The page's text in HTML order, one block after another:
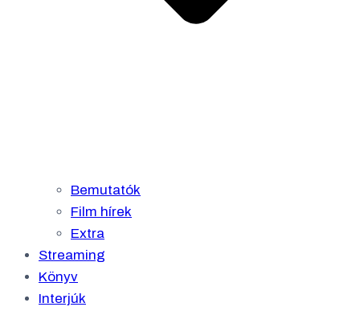
Bemutatók
Film hírek
Extra
Streaming
Könyv
Interjúk